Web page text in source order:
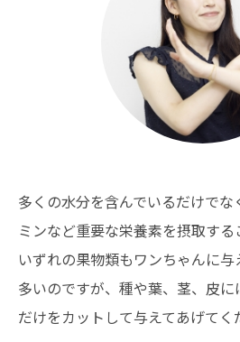
多くの水分を含んでいるだけでな
ミンなど重要な栄養素を摂取する
いずれの果物類もワンちゃんに
多いのですが、種や葉、茎、皮
だけをカットして与えてあげてく